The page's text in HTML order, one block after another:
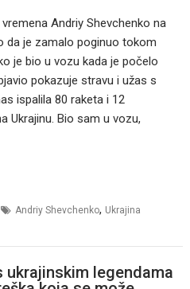
Andriy Shevchenko na
da je zamalo poginuo tokom
je bio u vozu kada je počelo
pokazuje stravu i užas s
ispalila 80 raketa i 12
Ukrajinu. Bio sam u vozu,
Andriy Shevchenko, Ukrajina
ukrajinskim legendama